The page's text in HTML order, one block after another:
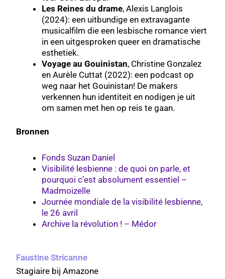
Les Reines du drame, Alexis Langlois
(2024): een uitbundige en extravagante
musicalfilm die een lesbische romance viert
in een uitgesproken queer en dramatische
esthetiek.
Voyage au Gouinistan, Christine Gonzalez
en Aurèle Cuttat (2022): een podcast op
weg naar het Gouinistan! De makers
verkennen hun identiteit en nodigen je uit
om samen met hen op reis te gaan.
Bronnen
Fonds Suzan Daniel
Visibilité lesbienne : de quoi on parle, et
pourquoi c’est absolument essentiel –
Madmoizelle
Journée mondiale de la visibilité lesbienne,
le 26 avril
Archive la révolution ! – Médor
Faustine Stricanne
Stagiaire bij Amazone